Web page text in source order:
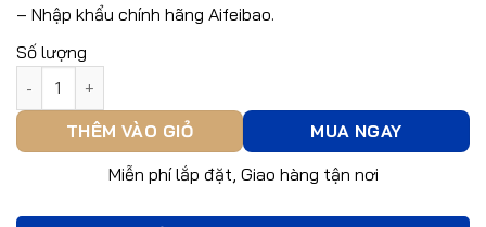
– Nhập khẩu chính hãng Aifeibao.
Số lượng
THÊM VÀO GIỎ
MUA NGAY
Miễn phí lắp đặt, Giao hàng tận nơi